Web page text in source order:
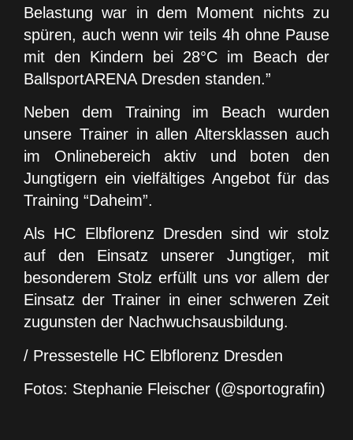
Belastung war in dem Moment nichts zu
spüren, auch wenn wir teils 4h ohne Pause
mit den Kindern bei 28°C im Beach der
BallsportARENA Dresden standen.”
Neben dem Training im Beach wurden
unsere Trainer in allen Altersklassen auch
im Onlinebereich aktiv und boten den
Jungtigern ein vielfältiges Angebot für das
Training “Daheim”.
Als HC Elbflorenz Dresden sind wir stolz
auf den Einsatz unserer Jungtiger, mit
besonderem Stolz erfüllt uns vor allem der
Einsatz der Trainer in einer schweren Zeit
zugunsten der Nachwuchsausbildung.
/ Pressestelle HC Elbflorenz Dresden
Fotos: Stephanie Fleischer (@sportografin)